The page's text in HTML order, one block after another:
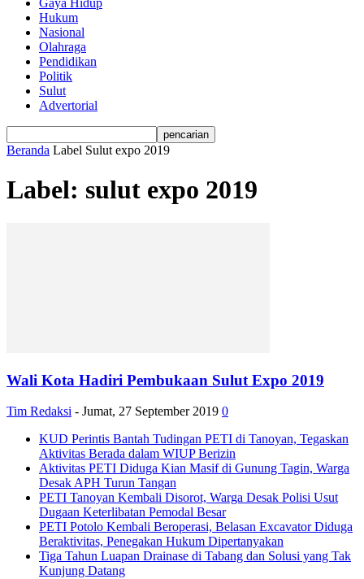
Gaya Hidup
Hukum
Nasional
Olahraga
Pendidikan
Politik
Sulut
Advertorial
Beranda Label Sulut expo 2019
Label: sulut expo 2019
Wali Kota Hadiri Pembukaan Sulut Expo 2019
Tim Redaksi - Jumat, 27 September 2019 0
KUD Perintis Bantah Tudingan PETI di Tanoyan, Tegaskan
Aktivitas Berada dalam WIUP Berizin
Aktivitas PETI Diduga Kian Masif di Gunung Tagin, Warga
Desak APH Turun Tangan
PETI Tanoyan Kembali Disorot, Warga Desak Polisi Usut
Dugaan Keterlibatan Pemodal Besar
PETI Potolo Kembali Beroperasi, Belasan Excavator Diduga
Beraktivitas, Penegakan Hukum Dipertanyakan
Tiga Tahun Luapan Drainase di Tabang dan Solusi yang Tak
Kunjung Datang